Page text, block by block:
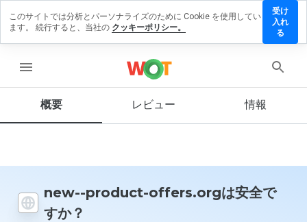
menu
概要 レビュー 情報
new--product-offers.orgは安全で
すか？
残す
ウェ
を1
から
このサイトでは分析とパーソナライズのために Cookie を使用してい
ます。 続行すると、当社の クッキーポリシー。
受け
入れ
る